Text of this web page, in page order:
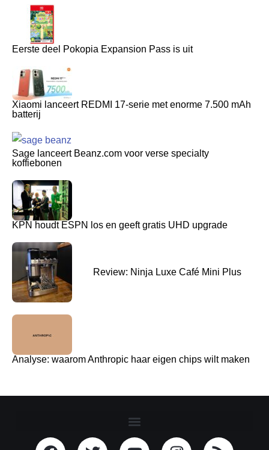
Eerste deel Pokopia Expansion Pass is uit
Xiaomi lanceert REDMI 17-serie met enorme 7.500 mAh
batterij
Sage lanceert Beanz.com voor verse specialty
koffiebonen
KPN houdt ESPN los en geeft gratis UHD upgrade
Review: Ninja Luxe Café Mini Plus
Analyse: waarom Anthropic haar eigen chips wilt maken